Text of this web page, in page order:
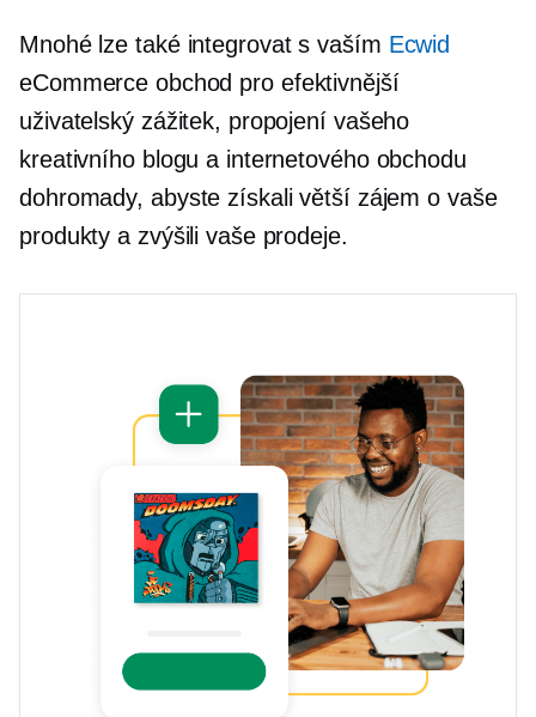
Mnohé lze také integrovat s vaším Ecwid
eCommerce obchod pro efektivnější
uživatelský zážitek, propojení vašeho
kreativního blogu a internetového obchodu
dohromady, abyste získali větší zájem o vaše
produkty a zvýšili vaše prodeje.